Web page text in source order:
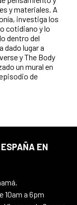
y materiales. A
investiga los
cotidiano y lo
dentro del
dado lugar a
y The Body
un mural en
de
EN
10am a 6pm